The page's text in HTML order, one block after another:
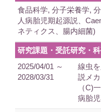
食品科学, 分子栄養学,
人病胎児期起源説、
ネティクス、腸内細菌)
研究課題・受託研究・
2025/04/01 ～
2028/03/31
線虫
説メ
（C)
病胎